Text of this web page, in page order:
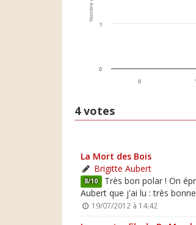
0 1
0
1
4 votes
La Mort des Bois
Brigitte Aubert
8/10 Très bon polar ! On
Aubert que j'ai lu : très
19/07/2012 à 14:42